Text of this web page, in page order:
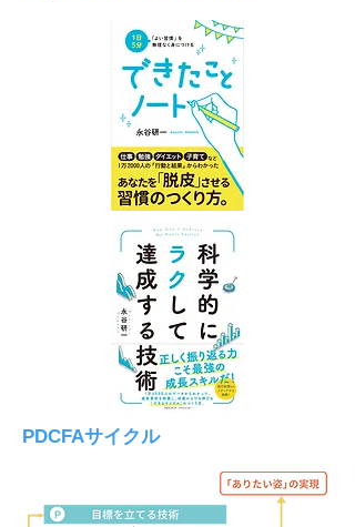
PDCFAサイクル